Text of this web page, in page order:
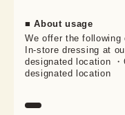
■ About usage
We offer the following
In-store dressing at
designated location
designated location